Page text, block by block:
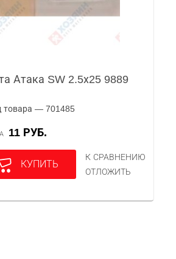
Атака SW 2.5х25 9889
товара — 701485
11 РУБ.
КУПИТЬ
К СРАВНЕНИЮ
ОТЛОЖИТЬ